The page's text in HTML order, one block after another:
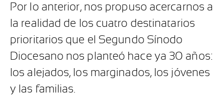
Por lo anterior, nos propuso acercarnos a
la realidad de los cuatro destinatarios
prioritarios que el Segundo Sínodo
Diocesano nos planteó hace ya 30 años:
los alejados, los marginados, los jóvenes
y las familias.